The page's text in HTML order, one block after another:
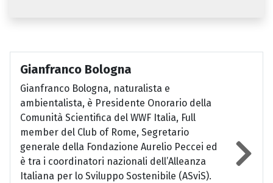
Gianfranco Bologna
Gianfranco Bologna, naturalista e
ambientalista, è Presidente Onorario della
Comunità Scientifica del WWF Italia, Full
member del Club of Rome, Segretario
generale della Fondazione Aurelio Peccei ed
è tra i coordinatori nazionali dell’Alleanza
Italiana per lo Sviluppo Sostenibile (ASviS).